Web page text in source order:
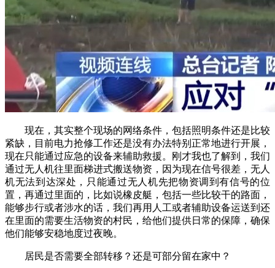
现在，其实整个现场的网络条件，包括照明条件还是比较
紧缺，目前电力抢修工作还是没有办法特别正常地进行开展，
现在只能通过应急的设备来辅助救援。刚才我也了解到，我们
通过无人机往里面梯进式搬送物资，因为现在信号很差，无人
机无法到达深处，只能通过无人机先把物资调到有信号的位
置，再通过里面的，比如说橡皮艇，包括一些比较干的路面，
能够步行或者涉水的话，我们再用人工或者辅助设备运送到还
在里面的需要生活物资的村民，给他们提供日常的保障，确保
他们能够安稳地度过夜晚。
居民是否需要全部转移？还是可部分留在家中？